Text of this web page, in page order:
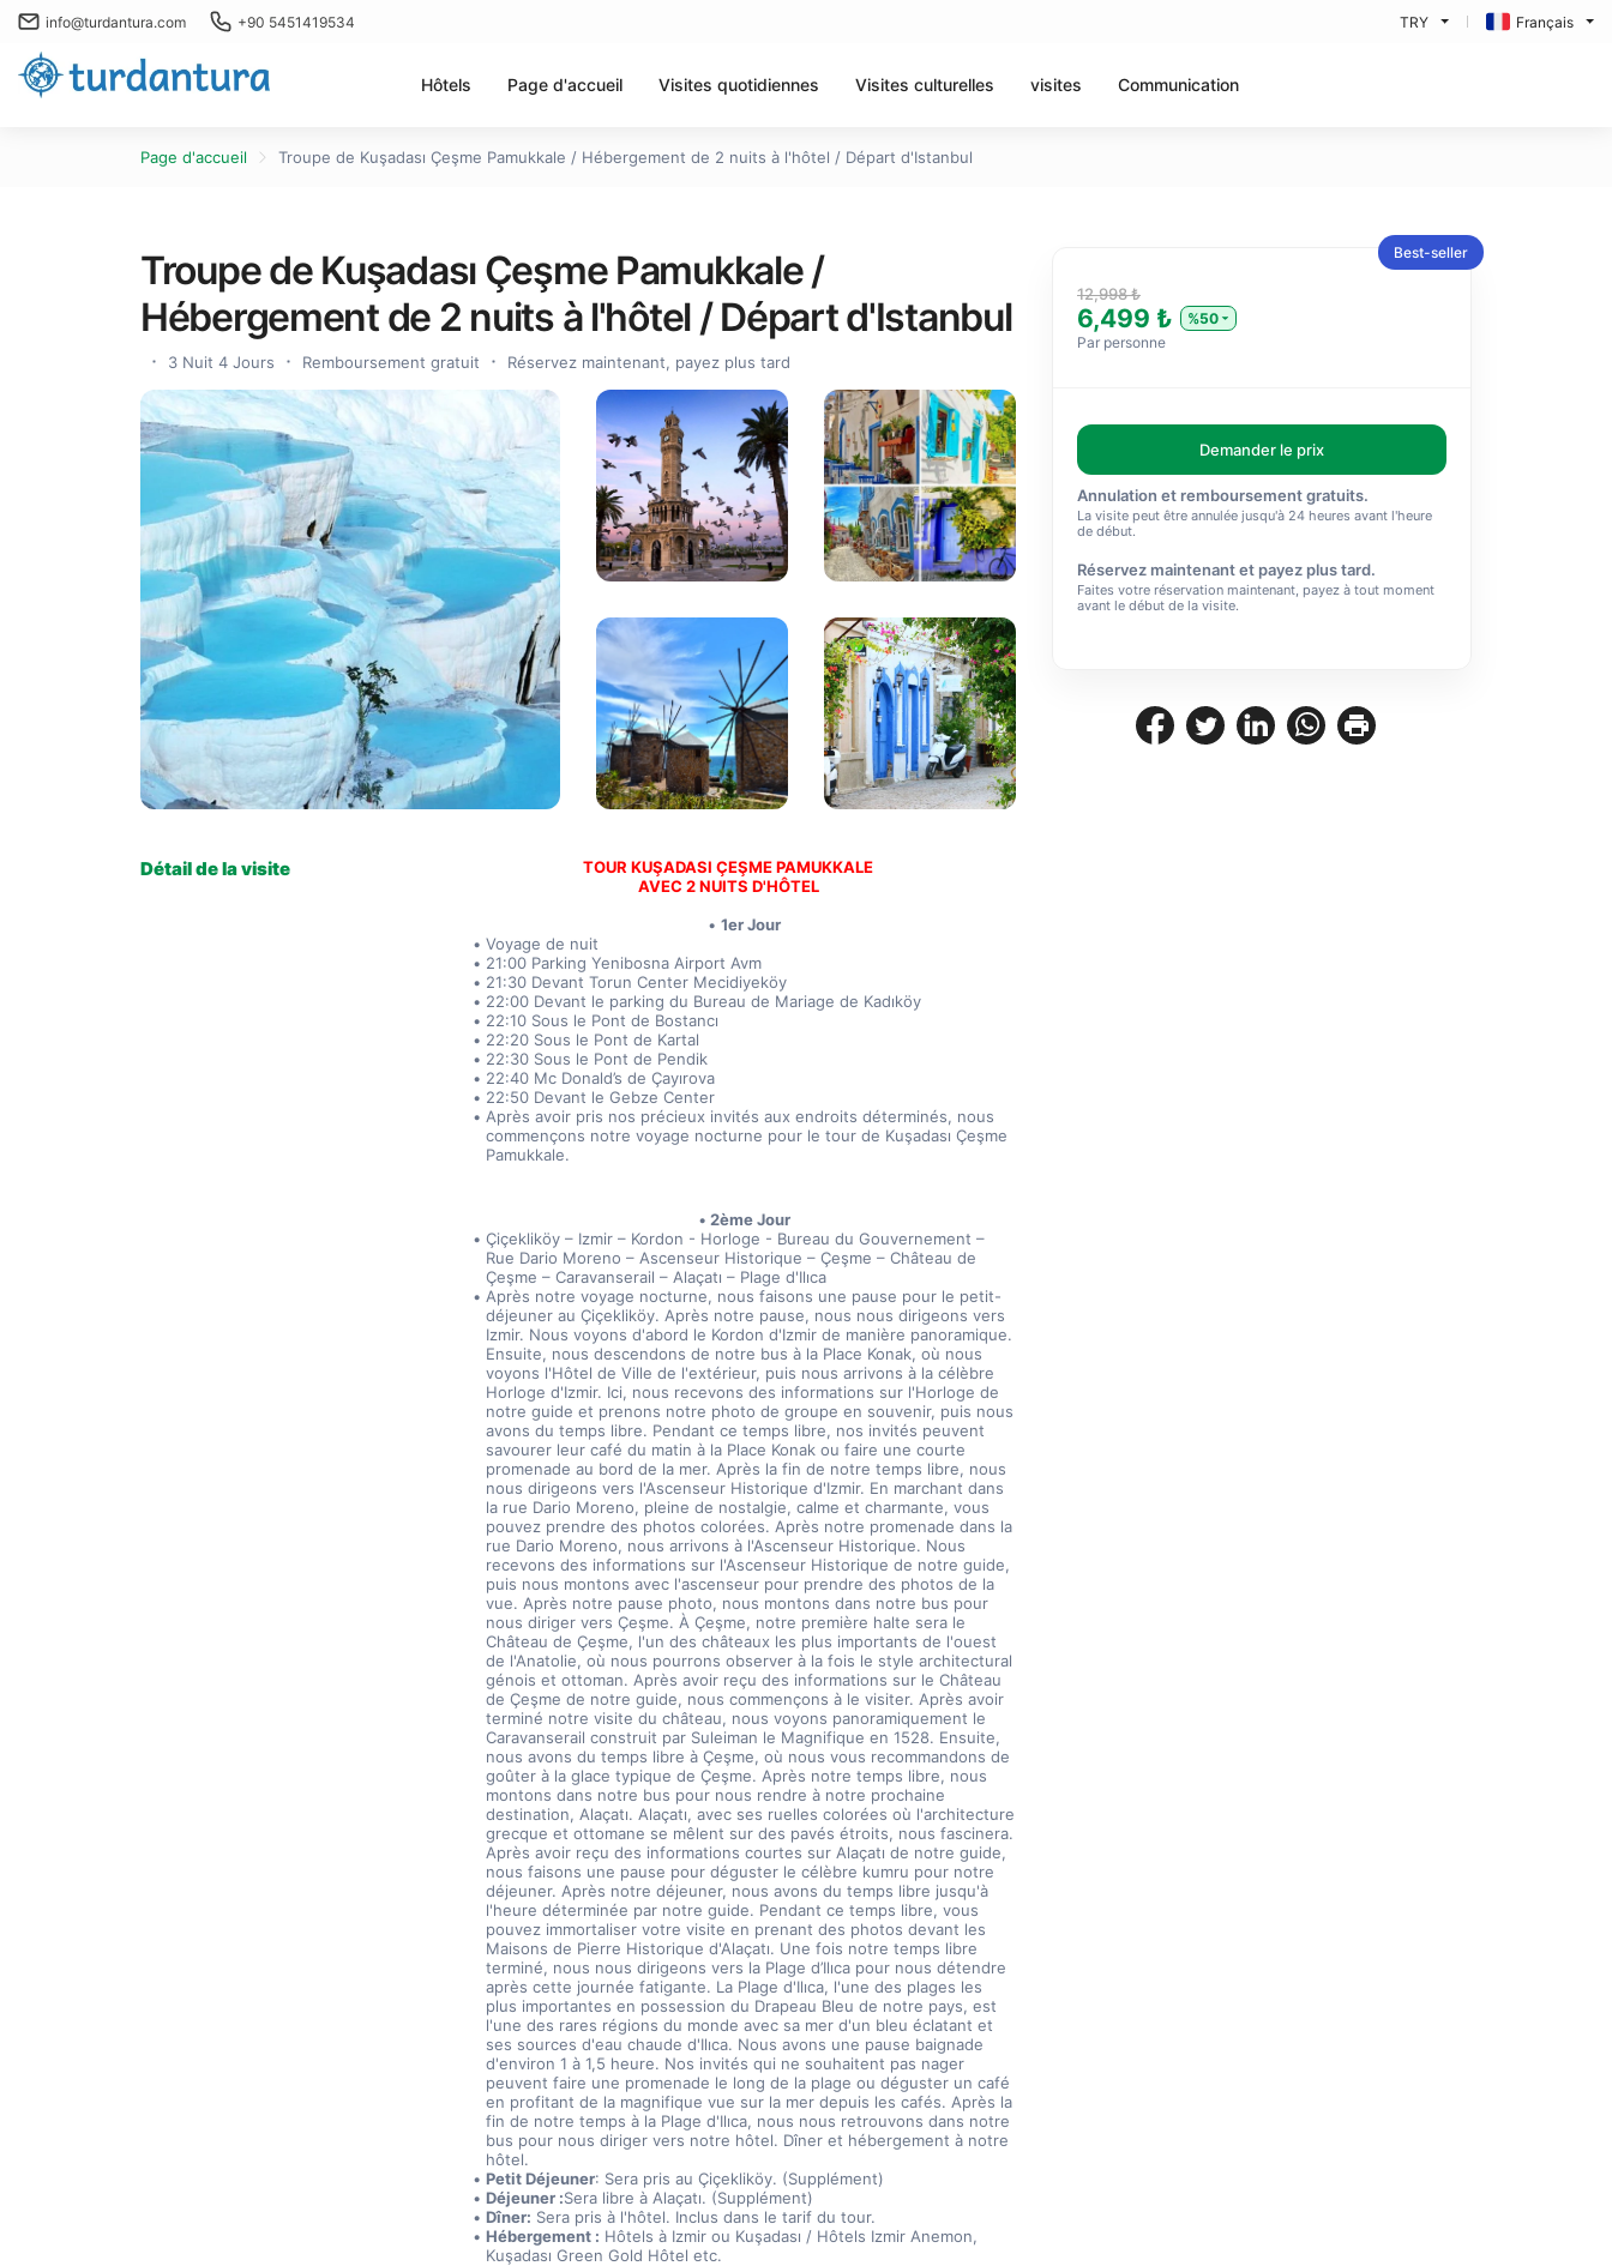
info@turdantura.com +90 5451419534 TRY Français
Hôtels Page d'accueil Visites quotidiennes Visites culturelles visites Communication
Page d'accueil Troupe de Kuşadası Çeşme Pamukkale / Hébergement de 2 nuits à l'hôtel / Départ d'Istanbul
Troupe de Kuşadası Çeşme Pamukkale /
Hébergement de 2 nuits à l'hôtel / Départ d'Istanbul
3 Nuit 4 Jours Remboursement gratuit Réservez maintenant, payez plus tard
Détail de la visite
TOUR KUŞADASI ÇEŞME PAMUKKALE
AVEC 2 NUITS D'HÔTEL
1er Jour
Voyage de nuit
21:00 Parking Yenibosna Airport Avm
21:30 Devant Torun Center Mecidiyeköy
22:00 Devant le parking du Bureau de Mariage de Kadıköy
22:10 Sous le Pont de Bostancı
22:20 Sous le Pont de Kartal
22:30 Sous le Pont de Pendik
22:40 Mc Donald’s de Çayırova
22:50 Devant le Gebze Center
Après avoir pris nos précieux invités aux endroits déterminés, nous
commençons notre voyage nocturne pour le tour de Kuşadası Çeşme
Pamukkale.
2ème Jour
Çiçekliköy – Izmir – Kordon - Horloge - Bureau du Gouvernement –
Rue Dario Moreno – Ascenseur Historique – Çeşme – Château de
Çeşme – Caravanserail – Alaçatı – Plage d'Ilıca
Après notre voyage nocturne, nous faisons une pause pour le petit-
déjeuner au Çiçekliköy. Après notre pause, nous nous dirigeons vers
Izmir. Nous voyons d'abord le Kordon d'Izmir de manière panoramique.
Ensuite, nous descendons de notre bus à la Place Konak, où nous
voyons l'Hôtel de Ville de l'extérieur, puis nous arrivons à la célèbre
Horloge d'Izmir. Ici, nous recevons des informations sur l'Horloge de
notre guide et prenons notre photo de groupe en souvenir, puis nous
avons du temps libre. Pendant ce temps libre, nos invités peuvent
savourer leur café du matin à la Place Konak ou faire une courte
promenade au bord de la mer. Après la fin de notre temps libre, nous
nous dirigeons vers l'Ascenseur Historique d'Izmir. En marchant dans
la rue Dario Moreno, pleine de nostalgie, calme et charmante, vous
pouvez prendre des photos colorées. Après notre promenade dans la
rue Dario Moreno, nous arrivons à l'Ascenseur Historique. Nous
recevons des informations sur l'Ascenseur Historique de notre guide,
puis nous montons avec l'ascenseur pour prendre des photos de la
vue. Après notre pause photo, nous montons dans notre bus pour
nous diriger vers Çeşme. À Çeşme, notre première halte sera le
Château de Çeşme, l'un des châteaux les plus importants de l'ouest
de l'Anatolie, où nous pourrons observer à la fois le style architectural
génois et ottoman. Après avoir reçu des informations sur le Château
de Çeşme de notre guide, nous commençons à le visiter. Après avoir
terminé notre visite du château, nous voyons panoramiquement le
Caravanserail construit par Suleiman le Magnifique en 1528. Ensuite,
nous avons du temps libre à Çeşme, où nous vous recommandons de
goûter à la glace typique de Çeşme. Après notre temps libre, nous
montons dans notre bus pour nous rendre à notre prochaine
destination, Alaçatı. Alaçatı, avec ses ruelles colorées où l'architecture
grecque et ottomane se mêlent sur des pavés étroits, nous fascinera.
Après avoir reçu des informations courtes sur Alaçatı de notre guide,
nous faisons une pause pour déguster le célèbre kumru pour notre
déjeuner. Après notre déjeuner, nous avons du temps libre jusqu'à
l'heure déterminée par notre guide. Pendant ce temps libre, vous
pouvez immortaliser votre visite en prenant des photos devant les
Maisons de Pierre Historique d'Alaçatı. Une fois notre temps libre
terminé, nous nous dirigeons vers la Plage d’Ilıca pour nous détendre
après cette journée fatigante. La Plage d'Ilıca, l'une des plages les
plus importantes en possession du Drapeau Bleu de notre pays, est
l'une des rares régions du monde avec sa mer d'un bleu éclatant et
ses sources d'eau chaude d'Ilıca. Nous avons une pause baignade
d'environ 1 à 1,5 heure. Nos invités qui ne souhaitent pas nager
peuvent faire une promenade le long de la plage ou déguster un café
en profitant de la magnifique vue sur la mer depuis les cafés. Après la
fin de notre temps à la Plage d'Ilıca, nous nous retrouvons dans notre
bus pour nous diriger vers notre hôtel. Dîner et hébergement à notre
hôtel.
Petit Déjeuner: Sera pris au Çiçekliköy. (Supplément)
Déjeuner :Sera libre à Alaçatı. (Supplément)
Dîner: Sera pris à l'hôtel. Inclus dans le tarif du tour.
Hébergement : Hôtels à Izmir ou Kuşadası / Hôtels Izmir Anemon,
Kuşadası Green Gold Hôtel etc.
Best-seller
12,998 ₺
6,499 ₺
%50
Par personne
Demander le prix
Annulation et remboursement gratuits.
La visite peut être annulée jusqu'à 24 heures avant l'heure
de début.
Réservez maintenant et payez plus tard.
Faites votre réservation maintenant, payez à tout moment
avant le début de la visite.